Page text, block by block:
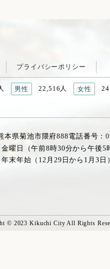
プライバシーポリシー
男性 22,516人 女性
本県菊池市隈府888電話番号：
曜日（午前8時30分から午後5
末年始（12月29日から1月3日
© 2023 Kikuchi City All Rights